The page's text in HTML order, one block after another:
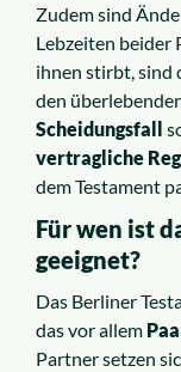
Zudem sind
Lebzeiten beider
ihnen stirbt, sind
den
Scheidungsfall
vertragliche
dem Testament
Für wen ist
geeignet?
Das Berliner
das vor allem
Partner setzen